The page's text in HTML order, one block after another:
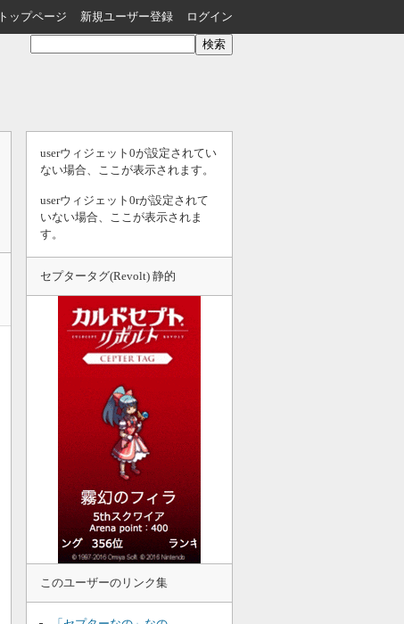
トップページ 新規ユーザー登録 ログイン
userウィジェット0が設定されてい
ない場合、ここが表示されます。
userウィジェット0rが設定されて
いない場合、ここが表示されま
す。
セプタータグ(Revolt) 静的
このユーザーのリンク集